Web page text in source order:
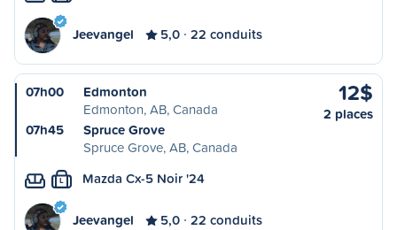
Jeevangel 5,0 22 conduits
07h00
Edmonton
Edmonton, AB, Canada
07h45
Spruce Grove
Spruce Grove, AB, Canada
12$
2 places
L Mazda Cx-5 Noir '24
Jeevangel 5,0 22 conduits